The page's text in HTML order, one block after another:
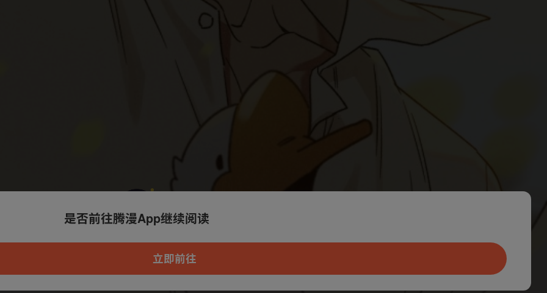
本章节仅支持App阅读，可打开App新用
户7天免费看
是否前往腾漫App继续阅读
立即前往